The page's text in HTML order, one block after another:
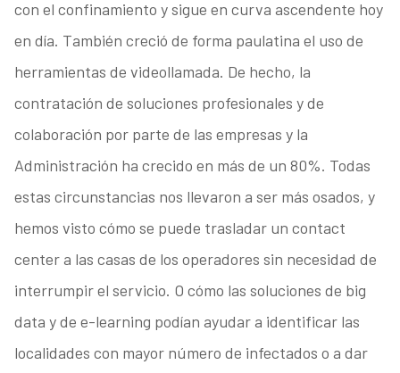
con el confinamiento y sigue en curva ascendente hoy
en día. También creció de forma paulatina el uso de
herramientas de videollamada. De hecho, la
contratación de soluciones profesionales y de
colaboración por parte de las empresas y la
Administración ha crecido en más de un 80%. Todas
estas circunstancias nos llevaron a ser más osados, y
hemos visto cómo se puede trasladar un contact
center a las casas de los operadores sin necesidad de
interrumpir el servicio. O cómo las soluciones de big
data y de e-learning podían ayudar a identificar las
localidades con mayor número de infectados o a dar